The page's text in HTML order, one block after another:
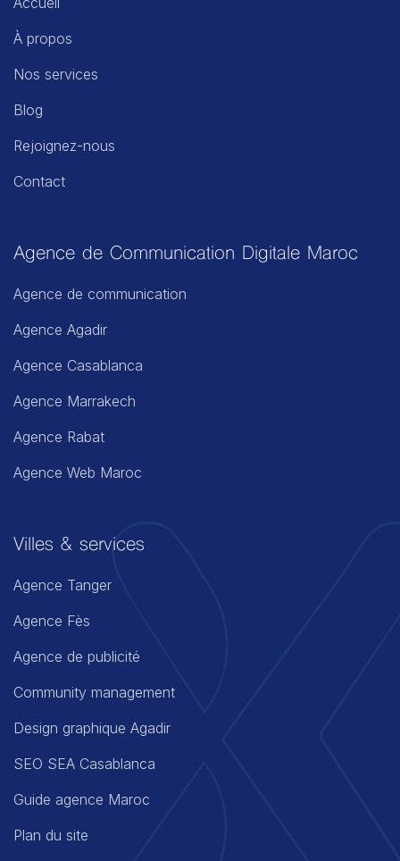
À propos
Nos services
Blog
Rejoignez-nous
Contact
Agence de Communication Digitale Maroc
Agence de communication
Agence Agadir
Agence Casablanca
Agence Marrakech
Agence Rabat
Agence Web Maroc
Villes & services
Agence Tanger
Agence Fès
Agence de publicité
Community management
Design graphique Agadir
SEO SEA Casablanca
Guide agence Maroc
Plan du site